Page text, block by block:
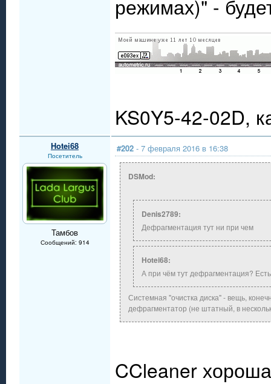
режимах)" -
KS0Y5-42-02D,
Hotei68
Посетитель
Тамбов
Сообщений: 914
#202 - 7 февраля 2016 в 16:38
DSMod:
Denis2789:
Дефрагментация тут ни при чем
Hotei68:
А при чём тут дефрагментация?
Системная "очистка диска" - вещь,
дефрагментатор (не штатный, в
CCleaner